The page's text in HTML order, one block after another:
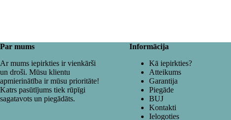
Par mums
Ar mums iepirkties ir vienkārši
un droši. Mūsu klientu
apmierinātība ir mūsu prioritāte!
Katrs pasūtījums tiek rūpīgi
sagatavots un piegādāts.
Informācija
Kā iepirkties?
Atteikums
Garantija
Piegāde
BUJ
Kontakti
Ielogoties